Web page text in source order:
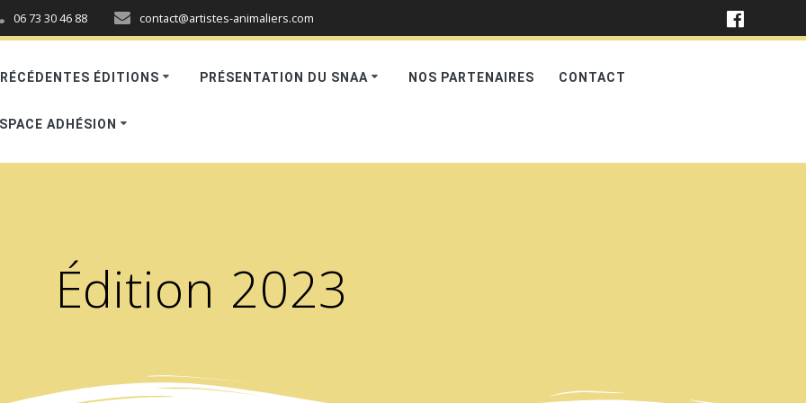
06 73 30 46 88 contact@artistes-animaliers.com
ÉDITIONS PRÉSENTATION DU SNAA NOS PARTENAIRES CONTACT
ADHÉSION
Édition 2023